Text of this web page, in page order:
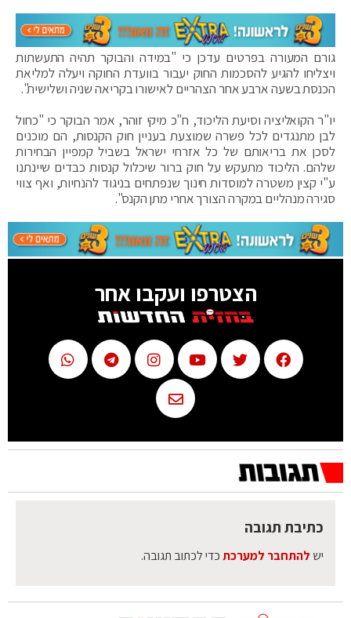
גורם המעורה בפרטים עדכן כי "במידה והבוקר תהיה התעשתות
ויצליחו להגיע להסכמות החוק יעבור בוועדת החוקה ויעלה למליאת
הכנסת בשעה ארבע אחר הצהריים לאישורו בקריאה שניה ושלישית".
יו"ר הקואליציה וסיעת הליכוד, ח"כ מיקי זוהר, אמר הבוקר כי "‏כחול
לבן מתנגדים לכל פשרה שמוצעת בעניין חוק הקנסות, הם מוכנים
לסכן את בריאותם של כל אזרחי ישראל בשביל קמפיין הבחירות
שלהם. הליכוד מתעקש על חוק ברור שיכלול קנסות כבדים שיינתנו
ע"י קצין משטרה למוסדות חינוך שנפתחים בניגוד להנחיות, ואף צווי
סגירה מנהליים במקרה הצורך אחרי מתן הקנס".
הצטרפו ועקבו אחר
כתיבת תגובה
יש להתחבר למערכתכדי לכתוב תגובה.